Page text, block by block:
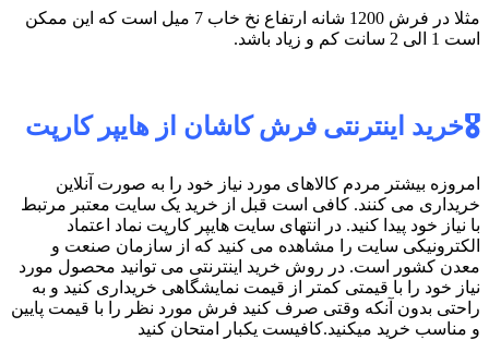
مثلا در فرش 1200 شانه ارتفاع نخ خاب 7 میل است که این ممکن
است 1 الی 2 سانت کم و زیاد باشد.
🎖️خرید اینترنتی فرش کاشان از هایپر کارپت
امروزه بیشتر مردم کالاهای مورد نیاز خود را به صورت آنلاین
خریداری می کنند. کافی است قبل از خرید یک سایت معتبر مرتبط
با نیاز خود پیدا کنید. در انتهای سایت هایپر کارپت نماد اعتماد
الکترونیکی سایت را مشاهده می کنید که از سازمان صنعت و
معدن کشور است. در روش خرید اینترنتی می توانید محصول مورد
نیاز خود را با قیمتی کمتر از قیمت نمایشگاهی خریداری کنید و به
راحتی بدون آنکه وقتی صرف کنید فرش مورد نظر را با قیمت پایین
و مناسب خرید میکنید.کافیست یکبار امتحان کنید